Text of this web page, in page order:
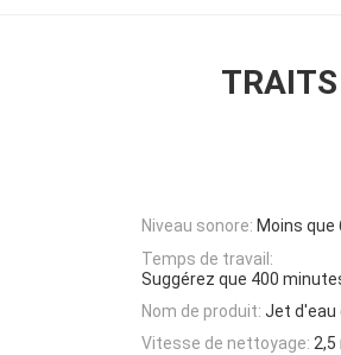
TRAITS
Niveau sonore: Moins que
Temps de travail:
Suggérez que 400
Nom de produit: Jet d'eau
Vitesse de nettoyage: 2,5